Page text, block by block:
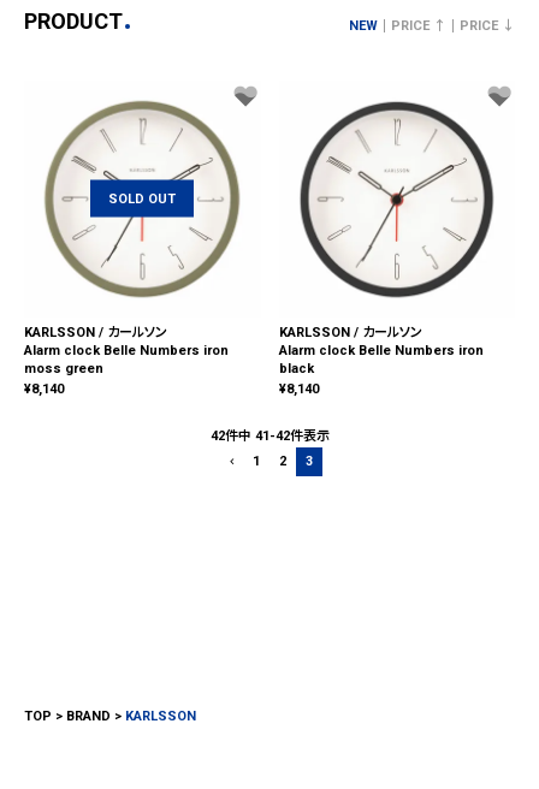
PRODUCT NEW PRICE ↑ PRICE ↓
SOLD OUT
KARLSSON / カールソン
Alarm clock Belle Numbers iron
moss green
¥8,140
KARLSSON / カールソン
Alarm clock Belle Numbers iron
black
¥8,140
42件中 41-42件表示
1
2 3
TOP BRAND KARLSSON